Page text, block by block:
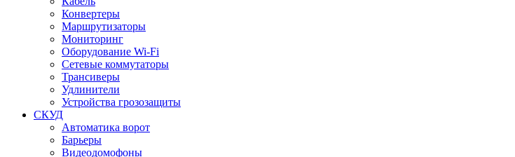
Конвертеры
Маршрутизаторы
Мониторинг
Оборудование Wi-Fi
Сетевые коммутаторы
Трансиверы
Удлинители
Устройства грозозащиты
СКУД
Автоматика ворот
Барьеры
Видеодомофоны